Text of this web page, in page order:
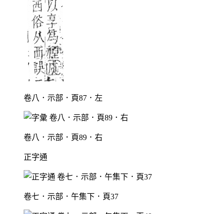
卷八．示部．頁87．左
卷八．示部．頁89．右
正字通
卷七．示部．午集下．頁37